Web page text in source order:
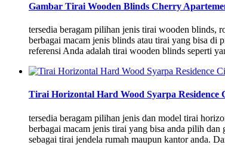
Gambar Tirai Wooden Blinds Cherry
tersedia beragam pilihan jenis tirai wooden
berbagai macam jenis blinds atau tirai yang bisa di
referensi Anda adalah tirai wooden blinds seperti
Tirai Horizontal Hard Wood Syarpa Residence
tersedia beragam pilihan jenis dan model tirai
berbagai macam jenis tirai yang bisa anda pilih
sebagai tirai jendela rumah maupun kantor anda.